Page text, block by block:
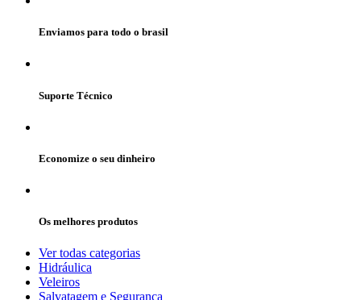
Enviamos para todo o brasil
Suporte Técnico
Economize o seu dinheiro
Os melhores produtos
Ver todas categorias
Hidráulica
Veleiros
Salvatagem e Segurança